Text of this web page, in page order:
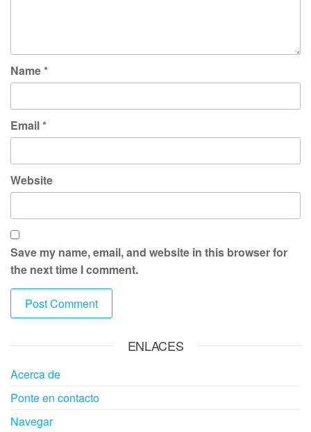
Name*
Email*
Website
Save my name, email, and website in this browser for
the next time I comment.
ENLACES
Acerca de
Ponte en contacto
Navegar